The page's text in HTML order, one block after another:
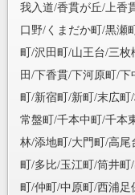
我入道/香貫が丘/上香
口野/くまだか町/黒瀬
町/沢田町/山王台/三
田/下香貫/下河原町/
町/新宿町/新町/末広
常盤町/千本中町/千本
林/添地町/大門町/高
町/多比/玉江町/筒井
町/仲町/中原町/西浦